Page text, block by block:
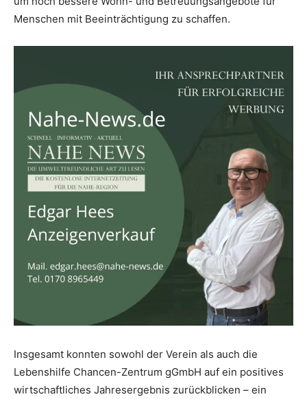
Menschen mit Beeinträchtigung zu schaffen.
Insgesamt konnten sowohl der Verein als auch die
Lebenshilfe Chancen-Zentrum gGmbH auf ein positives
wirtschaftliches Jahresergebnis zurückblicken – ein